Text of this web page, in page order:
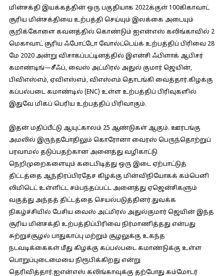
மின்சக்தி இயக்கத்தின் ஒரு பகுதியாக 2022க்குள் 100கிகாவாட்
சூரிய மின்சக்தியை உற்பத்தி செய்யும் இலக்கை அடையும்
குறிக்கோளை கவனத்தில் கொண்டும் ஐஎன்எஸ் கலிங்காவில் 2
மெகாவாட் சூரிய ஃபோட்டோ வோல்ட்டெய்க் உற்பத்திப் பிரிவை 28
மே 2020 அன்று விசாகப்பட்டினத்தில் இஎன்சி ஃபிளாக் ஆபிசர்
கமாண்டிங்—சீஃப், வைஸ் அட்மிரல் அதுல் குமார் ஜெயின்,
பிவிஎஸ்எம், ஏவிஎஸ்எம், விஎஸ்எம் தொடங்கி வைத்தார்.கிழக்கு
கப்பல்படை கமாண்டில் (ENC) உள்ள உற்பத்திப் பிரிவுகளில்
இதுவே மிகப் பெரிய உற்பத்திப் பிரிவாகும்.
இதன் மதிப்பீட்டு ஆயுட்காலம் 25 ஆண்டுகள் ஆகும். ஊரடங்கு
அமலில் இருந்தபோதிலும் கொரோனா வைரஸ் பெருந்தொற்றுப்
பரவாமல் தடுப்பதற்கான அனைத்து வழிகாட்டு
நெறிமுறைகளையும் கடைபிடித்து ஒரு இடை ஏற்பாட்டுத்
திட்டத்தை ஆந்திரப்பிரதேச கிழக்கு மின்விநியோகக் கம்பெனி
லிமிடெட் உள்ளிட்ட சம்பந்தப்பட்ட அனைத்து ஏஜென்சிகளும்
வகுத்து அந்தத் திட்டத்தை செயல்படுத்தினர்.துவக்க
நிகழ்ச்சியில் பேசிய வைஸ் அட்மிரல் அதுல்குமார் ஜெயின் இந்த
சூரிய மின்சக்தி உற்பத்திப்பிரிவை நிர்மாணித்தது என்பது
சுற்றுச்சூழல் பாதுகாப்பு மற்றும் சூழலுக்கு உகந்த
நடவடிக்கைகள் மீது கிழக்கு கப்பல்படை கமாண்டுக்கு உள்ள
பொறுப்புடைமையை நிரூபிக்கிறது என்று
தெரிவித்தார்.ஐஎன்எஸ் கலிங்காவுக்கு தற்போது கம்மோடர்